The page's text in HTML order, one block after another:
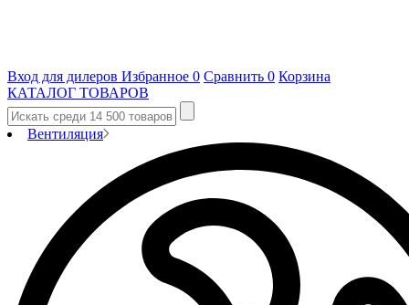
Вход для дилеров Избранное 0 Сравнить 0 Корзина
КАТАЛОГ ТОВАРОВ
Вентиляция